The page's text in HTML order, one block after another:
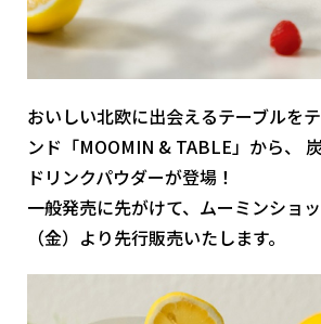
おいしい北欧に出会えるテーブルを
ンド「MOOMIN & TABLE」から、
ドリンクパウダーが登場！
一般発売に先がけて、ムーミンショ
（金）より先行販売いたします。